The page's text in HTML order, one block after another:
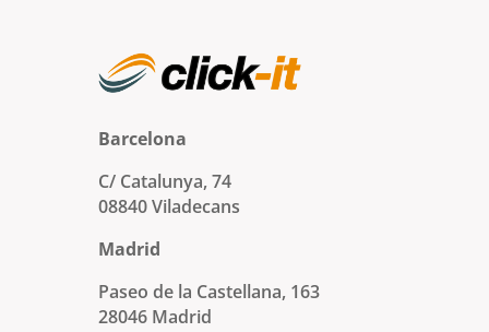
Barcelona
C/ Catalunya, 74
08840 Viladecans
Madrid
Paseo de la Castellana, 163
28046 Madrid